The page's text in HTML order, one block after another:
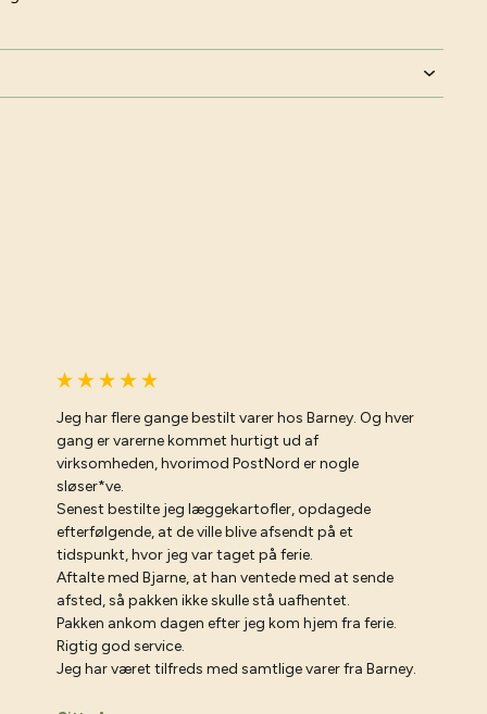
Jeg har flere gange bestilt varer hos Barney. Og hver
gang er varerne kommet hurtigt ud af
virksomheden, hvorimod PostNord er nogle
sløser*ve.
Senest bestilte jeg læggekartofler, opdagede
efterfølgende, at de ville blive afsendt på et
tidspunkt, hvor jeg var taget på ferie.
Aftalte med Bjarne, at han ventede med at sende
afsted, så pakken ikke skulle stå uafhentet.
Pakken ankom dagen efter jeg kom hjem fra ferie.
Rigtig god service.
Jeg har været tilfreds med samtlige varer fra Barney.